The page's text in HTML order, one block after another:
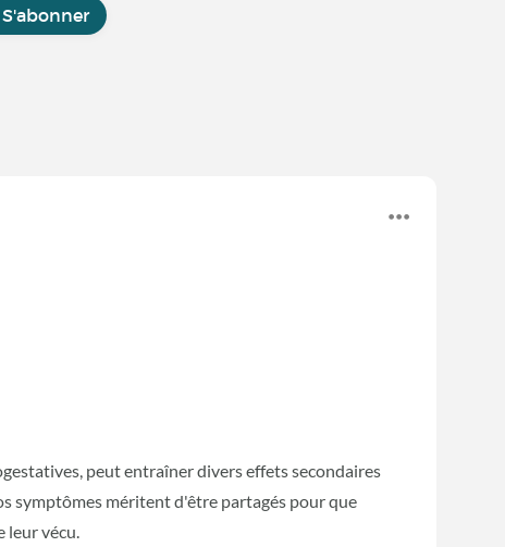
S'abonner
peut entraîner divers effets secondaires
symptômes méritent d'être partagés pour que
leur vécu.